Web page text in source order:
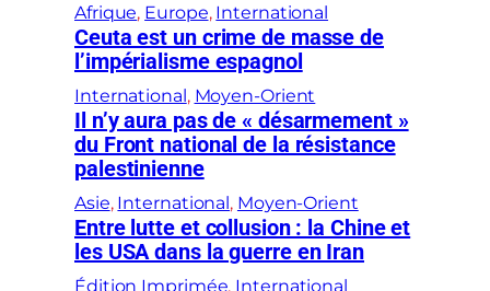
Afrique, Europe, International
Ceuta est un crime de masse de
l’impérialisme espagnol
International, Moyen-Orient
Il n’y aura pas de « désarmement »
du Front national de la résistance
palestinienne
Asie, International, Moyen-Orient
Entre lutte et collusion : la Chine et
les USA dans la guerre en Iran
Édition Imprimée, International